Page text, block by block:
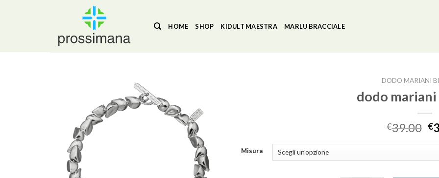
HOME SHOP KIDULT MAESTRA MARLU BRACCIALE
DODO MARIANI
dodo
€39.00 €
Misura